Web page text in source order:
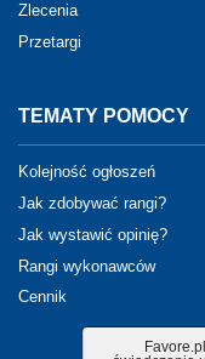
Zlecenia
Przetargi
TEMATY POMOCY
Kolejność ogłoszeń
Jak zdobywać rangi?
Jak wystawić opinię?
Rangi wykonawców
Cennik